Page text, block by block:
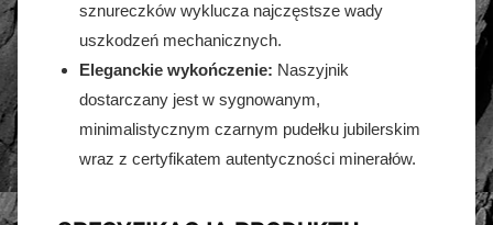
sznureczków wyklucza najczęstsze wady
uszkodzeń mechanicznych.
Eleganckie wykończenie: Naszyjnik
dostarczany jest w sygnowanym,
minimalistycznym czarnym pudełku jubilerskim
wraz z certyfikatem autentyczności minerałów.